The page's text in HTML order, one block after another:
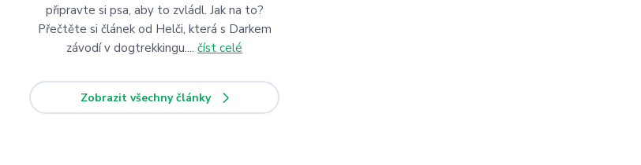
připravte si psa, aby to zvládl. Jak na to?
Přečtěte si článek od Helči, která s Darkem
závodí v dogtrekkingu....číst celé
Zobrazit všechny články